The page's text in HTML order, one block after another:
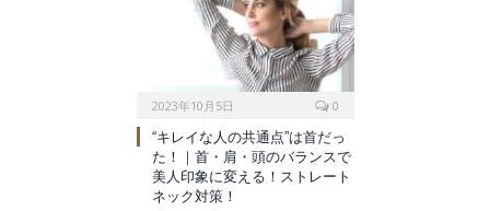
2023年10月5日
0
“キレイな人の共通点”は首だっ
た！｜首・肩・頭のバランスで
美人印象に変える！ストレート
ネック対策！